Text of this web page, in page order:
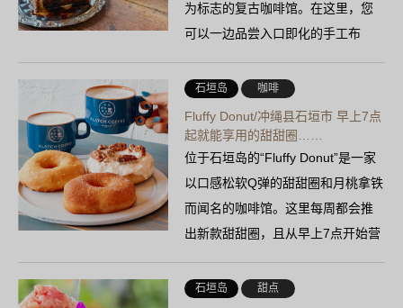
为标志的复古咖啡馆。在这里，您
可以一边品尝入口即化的手工布
丁，一边在适合拍照的空间里尽享
甜蜜的幸福。
石垣岛 咖啡
Fluffy Donut/冲绳县石垣市 早上7点
起就能享用的甜甜圈……
位于石垣岛的“Fluffy Donut”是一家
以口感松软Q弹的甜甜圈和月桃拿铁
而闻名的咖啡馆。这里每周都会推
出新款甜甜圈，且从早上7点开始营
业，非常适合享用早餐或外带……
石垣岛 甜点